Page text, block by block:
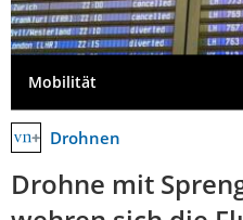
Mobilität
Drohnen
Drohne mit